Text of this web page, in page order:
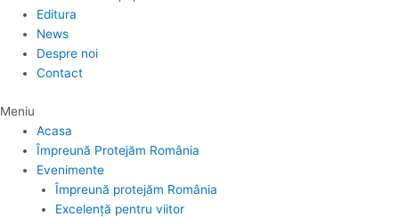
Editura
News
Despre noi
Contact
Meniu
Acasa
Împreună Protejăm România
Evenimente
Împreună protejăm România
Excelență pentru viitor